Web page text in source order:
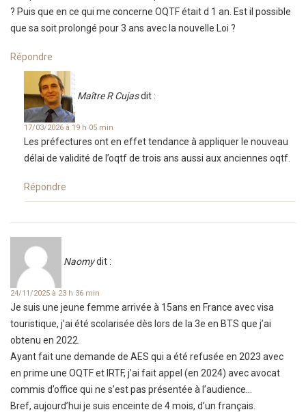
? Puis que en ce qui me concerne OQTF était d 1 an. Est il possible
que sa soit prolongé pour 3 ans avec la nouvelle Loi ?
Répondre
Maître R Cujasdit :
17/03/2026 à 19 h 05 min
Les préfectures ont en effet tendance à appliquer le nouveau
délai de validité de l’oqtf de trois ans aussi aux anciennes oqtf.
Répondre
Naomydit :
24/11/2025 à 23 h 36 min
Je suis une jeune femme arrivée à 15ans en France avec visa
touristique, j’ai été scolarisée dès lors de la 3e en BTS que j’ai
obtenu en 2022.
Ayant fait une demande de AES qui a été refusée en 2023 avec
en prime une OQTF et IRTF, j’ai fait appel (en 2024) avec avocat
commis d’office qui ne s’est pas présentée à l’audience…
Bref, aujourd’hui je suis enceinte de 4 mois, d’un français.